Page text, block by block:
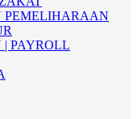
PEMELIHARAAN
| PAYROLL